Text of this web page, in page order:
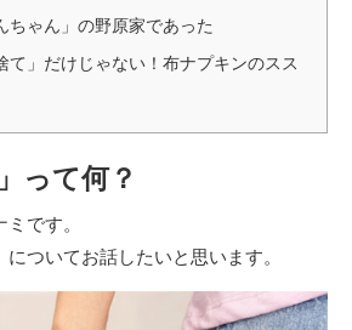
ちゃん」の野原家であった
て」だけじゃない！布ナプキンのスス
って何？
です。
ついてお話したいと思います。